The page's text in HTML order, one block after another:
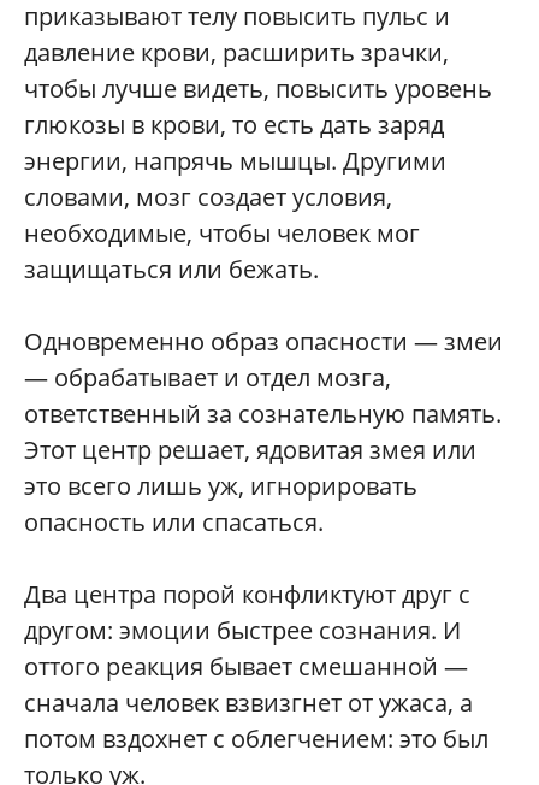
приказывают телу повысить пульс и
давление крови, расширить зрачки,
чтобы лучше видеть, повысить уровень
глюкозы в крови, то есть дать заряд
энергии, напрячь мышцы. Другими
словами, мозг создает условия,
необходимые, чтобы человек мог
защищаться или бежать.
Одновременно образ опасности — змеи
— обрабатывает и отдел мозга,
ответственный за сознательную память.
Этот центр решает, ядовитая змея или
это всего лишь уж, игнорировать
опасность или спасаться.
Два центра порой конфликтуют друг с
другом: эмоции быстрее сознания. И
оттого реакция бывает смешанной —
сначала человек взвизгнет от ужаса, а
потом вздохнет с облегчением: это был
только уж.